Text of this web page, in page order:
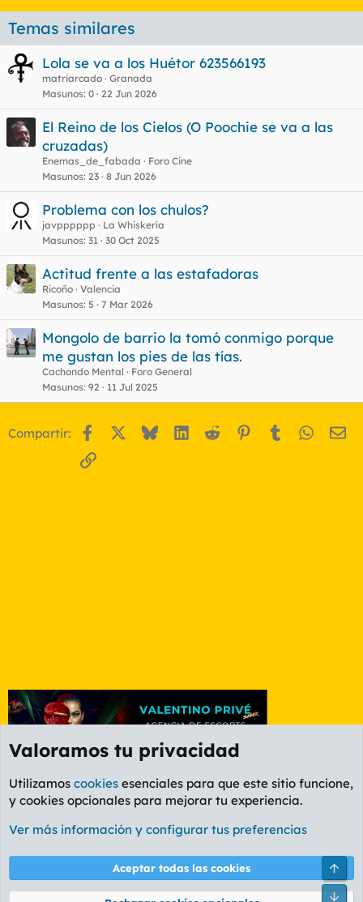
Temas similares
Lola se va a los Huétor 623566193
matriarcado Granada
Masunos 0 22 Jun 2026
El Reino de los Cielos (O Poochie se va a las
cruzadas)
Enemas_de_fabada
Foro Cine
Masunos 23 8 Jun 2026
Problema con los chulos?
javpppppp
La Whiskería
Masunos 31 30 Oct 2025
Actitud frente a las estafadoras
Ricoño Valencia
Masunos 5 7 Mar 2026
Mongolo de barrio la tomó conmigo porque
me gustan los pies de las tías.
Cachondo Mental
Foro General
Masunos 92 11 Jul 2025
Compartir: Facebook BlueskyLinkedIn
Reddit Pinterest
Tumblr
Enlace
Foro Rapiñas
Cookies
PL OLDSTYLE AMARILLO
Términos y reglas Política de privacidad Ayuda
Valoramos tu privacidad
Utilizamos cookies esenciales para que este sitio funcione,
y cookies opcionales para mejorar tu experiencia.
Ver más información y configurar tus preferencias
Aceptar todas las cookies
Pie